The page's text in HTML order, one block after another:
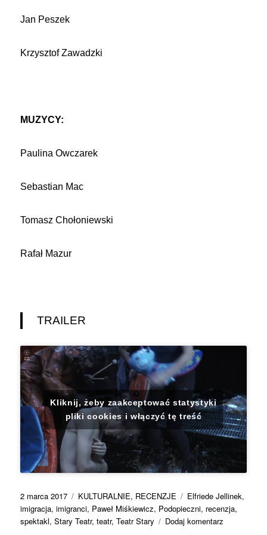
Jan Peszek
Krzysztof Zawadzki
MUZYCY:
Paulina Owczarek
Sebastian Mac
Tomasz Chołoniewski
Rafał Mazur
TRAILER
Kliknij, żeby zaakceptować statystyki
pliki cookies i włączyć tę treść
Data
publikacji
2 marca 2017 Kategorie
KULTURALNIE, RECENZJE Tagi
Elfriede Jellinek,
imigracja,imigranci, Paweł Miśkiewicz, Podopieczni, recenzja,
spektakl,Stary Teatr,teatr,Teatr Stary Dodaj komentarz